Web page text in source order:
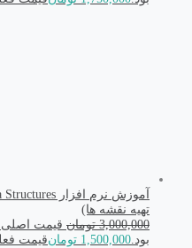
تهیه نقشه ها)
3,000,000 تومان
بود.1,500,000 تومانقیمت فعلی: